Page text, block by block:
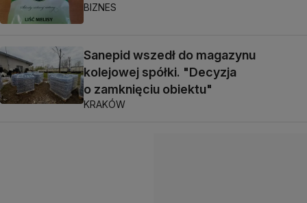
BIZNES
Sanepid wszedł do magazynu
kolejowej spółki. "Decyzja
o zamknięciu obiektu"
KRAKÓW